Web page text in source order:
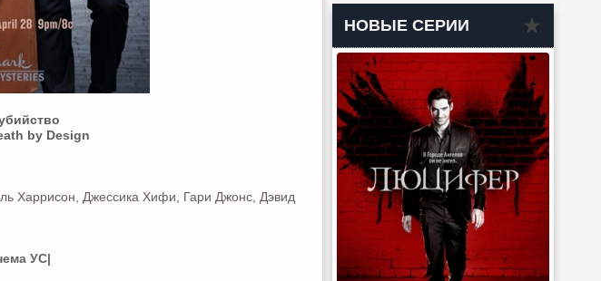
by Design
Харрисон, Джессика Хифи, Гари Джонс, Дэвид
УС|
НОВЫЕ СЕРИИ